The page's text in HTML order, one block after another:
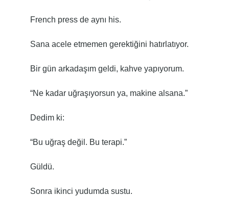
French press de aynı his.
Sana acele etmemen gerektiğini hatırlatıyor.
Bir gün arkadaşım geldi, kahve yapıyorum.
“Ne kadar uğraşıyorsun ya, makine alsana.”
Dedim ki:
“Bu uğraş değil. Bu terapi.”
Güldü.
Sonra ikinci yudumda sustu.